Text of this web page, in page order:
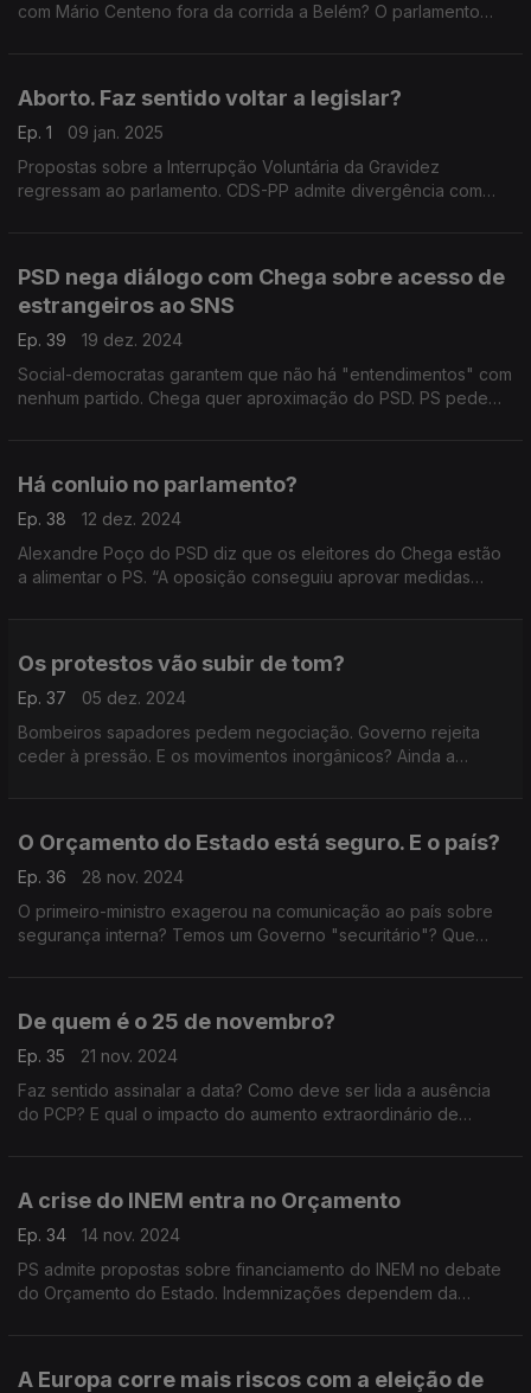
com Mário Centeno fora da corrida a Belém? O parlamento
Aborto. Faz sentido voltar a legislar?
Ep. 1
09 jan. 2025
Propostas sobre a Interrupção Voluntária da Gravidez
regressam ao parlamento. CDS-PP admite divergência com
PSD nega diálogo com Chega sobre acesso de
estrangeiros ao SNS
Ep. 39
19 dez. 2024
Social-democratas garantem que não há "entendimentos" com
nenhum partido. Chega quer aproximação do PSD. PS pede
Há conluio no parlamento?
Ep. 38
12 dez. 2024
Alexandre Poço do PSD diz que os eleitores do Chega estão
a alimentar o PS. “A oposição conseguiu aprovar medidas
Os protestos vão subir de tom?
Ep. 37
05 dez. 2024
Bombeiros sapadores pedem negociação. Governo rejeita
ceder à pressão. E os movimentos inorgânicos? Ainda a
O Orçamento do Estado está seguro. E o país?
Ep. 36
28 nov. 2024
O primeiro-ministro exagerou na comunicação ao país sobre
segurança interna? Temos um Governo "securitário"? Que
De quem é o 25 de novembro?
Ep. 35
21 nov. 2024
Faz sentido assinalar a data? Como deve ser lida a ausência
do PCP? E qual o impacto do aumento extraordinário de
A crise do INEM entra no Orçamento
Ep. 34
14 nov. 2024
PS admite propostas sobre financiamento do INEM no debate
do Orçamento do Estado. Indemnizações dependem da
A Europa corre mais riscos com a eleição de